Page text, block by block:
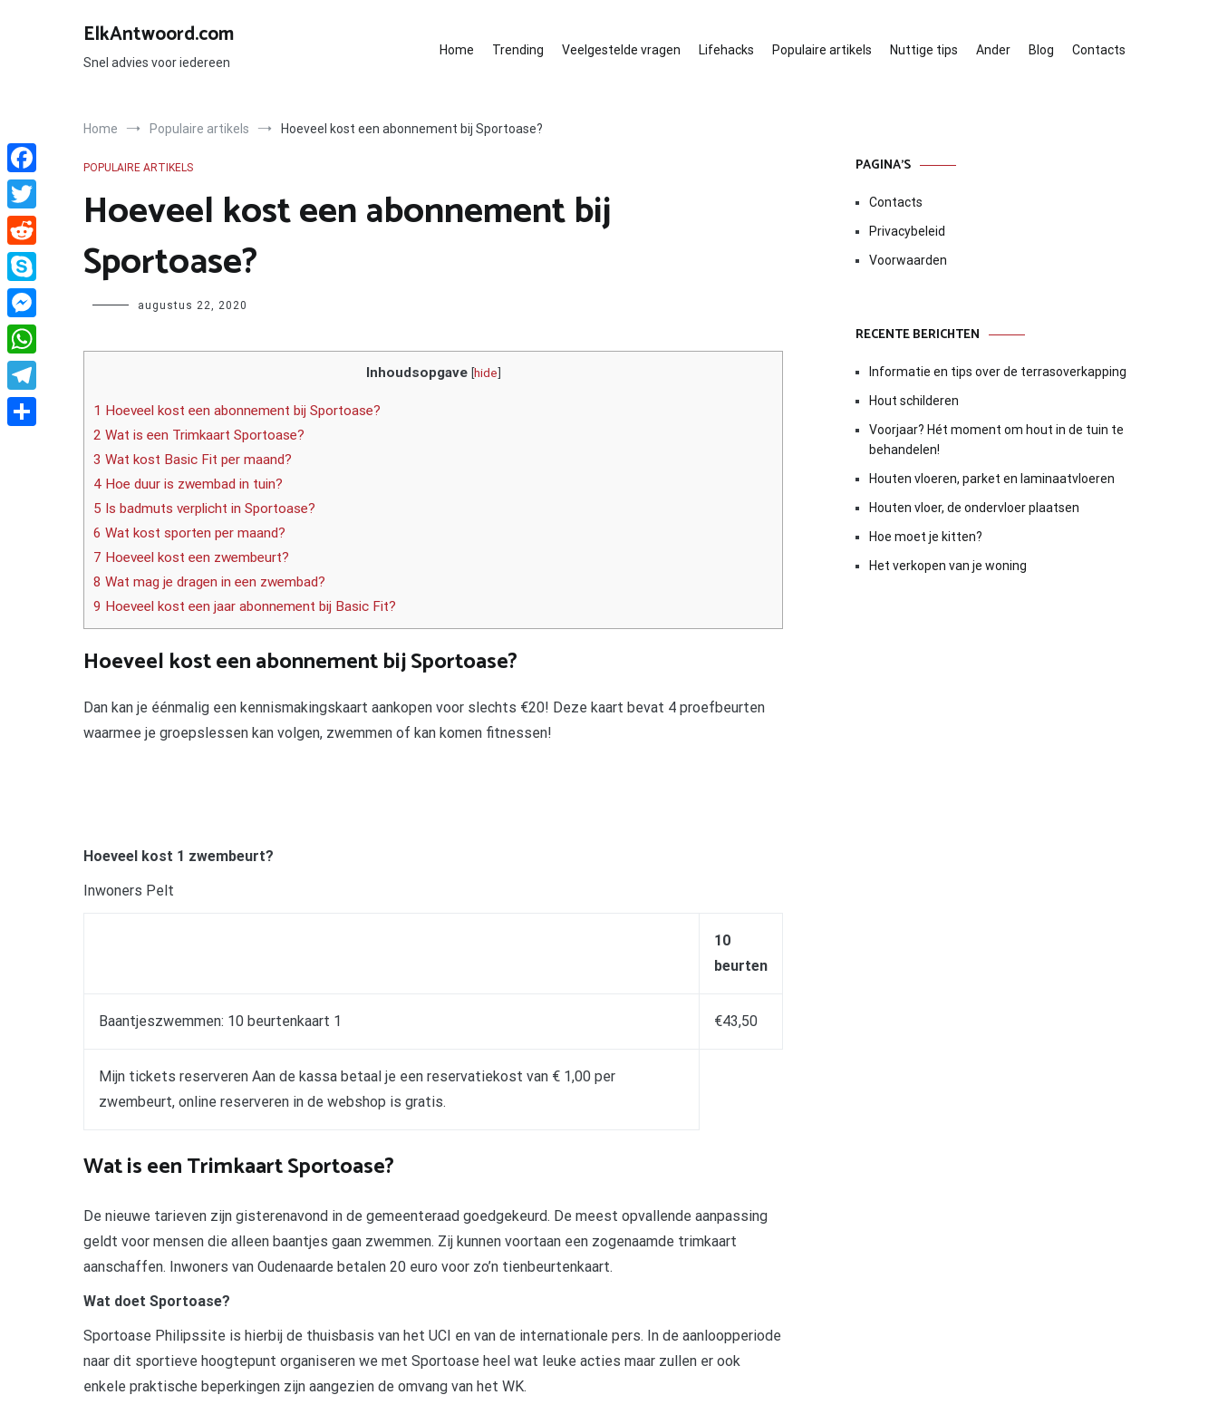
ElkAntwoord.com
Snel advies voor iedereen
Home Trending Veelgestelde vragen Lifehacks Populaire artikels Nuttige tips Ander Blog Contacts
Home Populaire artikels Hoeveel kost een abonnement bij Sportoase?
POPULAIRE ARTIKELS
Hoeveel kost een abonnement bij
Sportoase?
Author augustus 22, 2020
Inhoudsopgave [hide]
1 Hoeveel kost een abonnement bij Sportoase?
2 Wat is een Trimkaart Sportoase?
3 Wat kost Basic Fit per maand?
4 Hoe duur is zwembad in tuin?
5 Is badmuts verplicht in Sportoase?
6 Wat kost sporten per maand?
7 Hoeveel kost een zwembeurt?
8 Wat mag je dragen in een zwembad?
9 Hoeveel kost een jaar abonnement bij Basic Fit?
Hoeveel kost een abonnement bij Sportoase?
Dan kan je éénmalig een kennismakingskaart aankopen voor slechts €20! Deze kaart bevat 4 proefbeurten
waarmee je groepslessen kan volgen, zwemmen of kan komen fitnessen!
Hoeveel kost 1 zwembeurt?
Inwoners Pelt
10
beurten
Baantjeszwemmen: 10 beurtenkaart 1 €43,50
Mijn tickets reserveren Aan de kassa betaal je een reservatiekost van € 1,00 per
zwembeurt, online reserveren in de webshop is gratis.
Wat is een Trimkaart Sportoase?
De nieuwe tarieven zijn gisterenavond in de gemeenteraad goedgekeurd. De meest opvallende aanpassing
geldt voor mensen die alleen baantjes gaan zwemmen. Zij kunnen voortaan een zogenaamde trimkaart
aanschaffen. Inwoners van Oudenaarde betalen 20 euro voor zo’n tienbeurtenkaart.
Wat doet Sportoase?
Sportoase Philipssite is hierbij de thuisbasis van het UCI en van de internationale pers. In de aanloopperiode
naar dit sportieve hoogtepunt organiseren we met Sportoase heel wat leuke acties maar zullen er ook
enkele praktische beperkingen zijn aangezien de omvang van het WK.
PAGINA’S
Contacts
Privacybeleid
Voorwaarden
RECENTE BERICHTEN
Informatie en tips over de terrasoverkapping
Hout schilderen
Voorjaar? Hét moment om hout in de tuin te
behandelen!
Houten vloeren, parket en laminaatvloeren
Houten vloer, de ondervloer plaatsen
Hoe moet je kitten?
Het verkopen van je woning
Facebook
Twitter
Reddit
Skype
Messenger
WhatsApp
Telegram